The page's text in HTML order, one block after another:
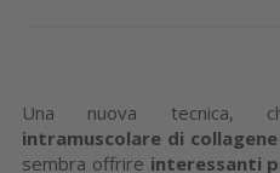
Una nuova tecnica,
intramuscolare di
sembra offrire interessanti